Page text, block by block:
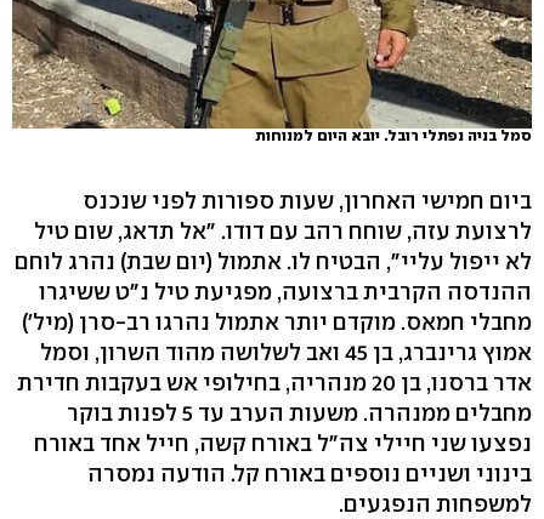
סמל בניה נפתלי רובל. יובא היום למנוחות
ביום חמישי האחרון, שעות ספורות לפני שנכנס
לרצועת עזה, שוחח רהב עם דודו. "אל תדאג, שום טיל
לא ייפול עליי", הבטיח לו. אתמול (יום שבת) נהרג לוחם
ההנדסה הקרבית ברצועה, מפגיעת טיל נ"ט ששיגרו
מחבלי חמאס. מוקדם יותר אתמול נהרגו רב-סרן (מיל')
אמוץ גרינברג, בן 45 ואב לשלושה מהוד השרון, וסמל
אדר ברסנו, בן 20 מנהריה, בחילופי אש בעקבות חדירת
מחבלים ממנהרה. משעות הערב עד 5 לפנות בוקר
נפצעו שני חיילי צה"ל באורח קשה, חייל אחד באורח
בינוני ושניים נוספים באורח קל. הודעה נמסרה
למשפחות הנפגעים.